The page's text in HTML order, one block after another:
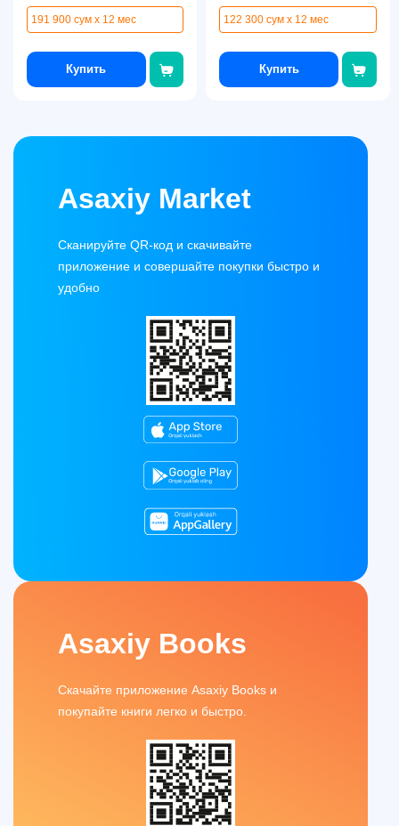
191 900 сум x 12 мес
Купить
122 300 сум x 12 мес
Купить
Asaxiy Market
Сканируйте QR-код и скачивайте
приложение и совершайте покупки быстро и
удобно
Asaxiy Books
Скачайте приложение Asaxiy Books и
покупайте книги легко и быстро.